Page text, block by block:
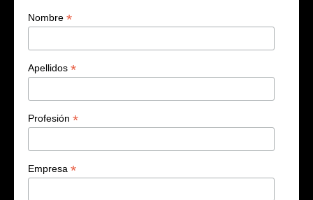
Nombre *
Apellidos *
Profesión *
Empresa *